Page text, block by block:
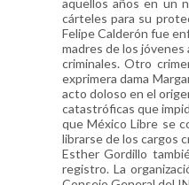
aquellos años en un
cárteles para su
Felipe Calderón fue
madres de los jóvenes
criminales. Otro
exprimera dama
acto doloso en el
catastróficas que
que México Libre se
librarse de los cargos
Esther Gordillo
registro. La